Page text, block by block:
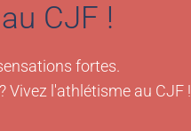
CJF !
fortes.
Vivez l'athlétisme au CJF !